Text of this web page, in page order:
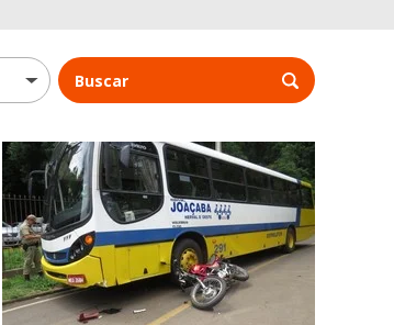
Buscar